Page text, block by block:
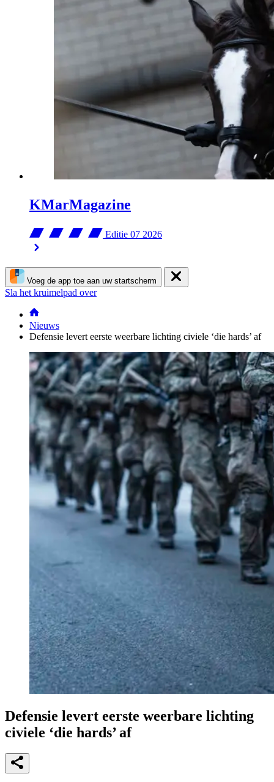
KMarMagazine
Editie 07 2026
Voeg de app toe aan uw startscherm
Sla het kruimelpad over
Nieuws
Defensie levert eerste weerbare lichting civiele ‘die hards’ af
Defensie levert eerste weerbare lichting
civiele ‘die hards’ af